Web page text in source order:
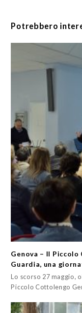
Potrebbero
Genova – Il
Guardia, una
Lo scorso 27 maggio,
Piccolo Cottolengo